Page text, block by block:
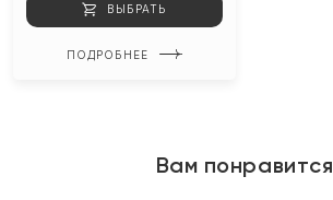
ВЫБРАТЬ
ПОДРОБНЕЕ
Вам понравится